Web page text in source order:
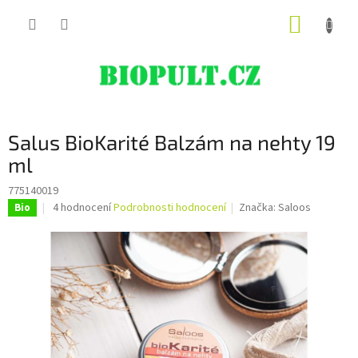
Salus BioKarité Balzám na nehty 19
ml
775140019
Bio
Průměrné
produktu
5,0
z
5
hvězdiček.
4 hodnoceníPodrobnosti hodnocení Značka:Saloos